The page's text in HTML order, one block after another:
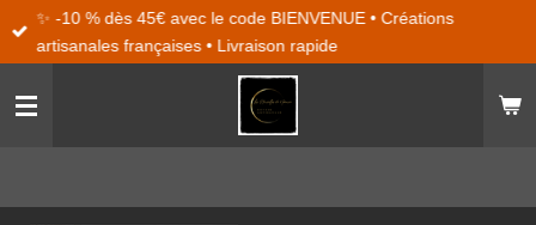
Passer
principal
✨ -10 % dès 45€ avec le code BIENVENUE • Créations
artisanales françaises • Livraison rapide